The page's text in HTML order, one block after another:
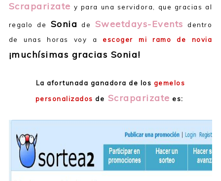
Scraparizate y para una servidora, que gracias al
regalo de Sonia de Sweetdays-Events
dentro
de unas horas voy aescoger mi ramo de novia
¡muchísimas gracias Sonia!
La afortunada ganadora de los gemelos
personalizados de Scraparizate es: